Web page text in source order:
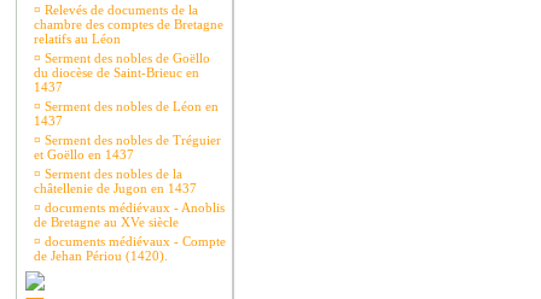
¤ Relevés de documents de la
chambre des comptes de Bretagne
relatifs au Léon
¤ Serment des nobles de Goëllo
du diocèse de Saint-Brieuc en
1437
¤ Serment des nobles de Léon en
1437
¤ Serment des nobles de Tréguier
et Goëllo en 1437
¤ Serment des nobles de la
châtellenie de Jugon en 1437
¤ documents médiévaux - Anoblis
de Bretagne au XVe siècle
¤ documents médiévaux - Compte
de Jehan Périou (1420).